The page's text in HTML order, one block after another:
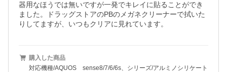
器用なほうでは無いですが一発でキレイに貼ることができ
ました。ドラッグストアのPBのメガネクリーナーで拭いた
りしてますが、いつもクリアに見れています。
購入した商品
対応機種/AQUOS sense8/7/6/6s、シリーズ/アルミノシリケート